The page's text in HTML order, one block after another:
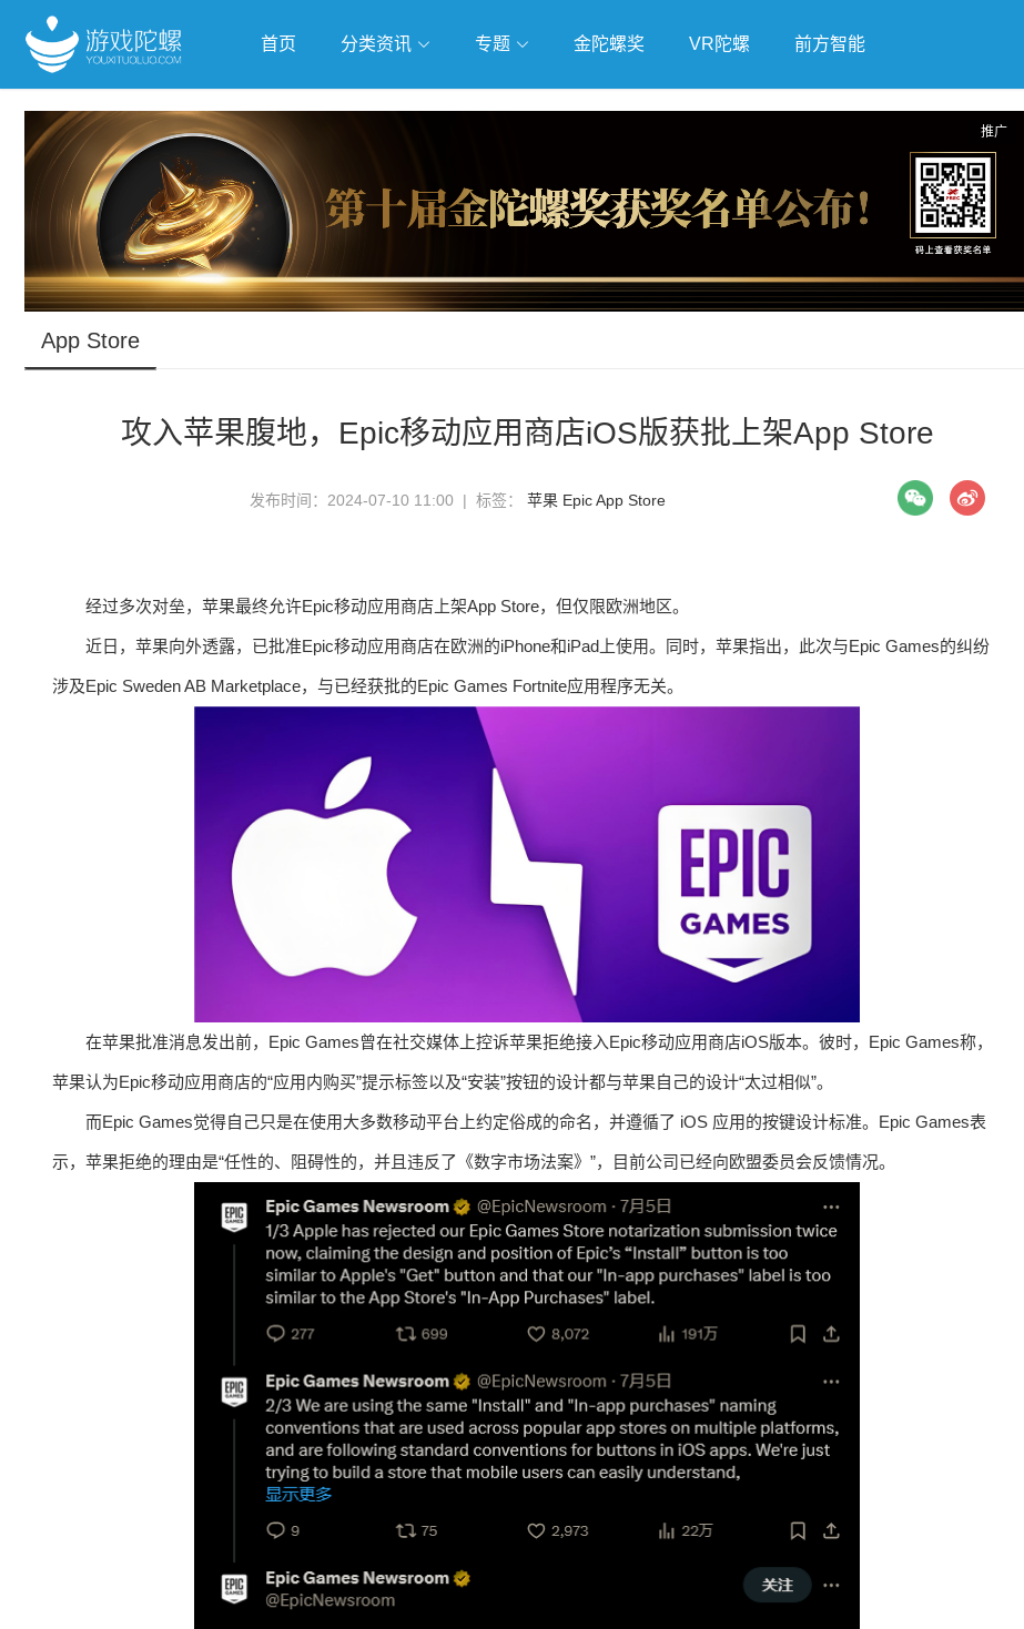
首页 分类资讯 专题
抢滩全球 人工智能 武侠游戏 独立游戏 云游戏
跨界Talk
金陀螺奖 VR陀螺 前方智能
推广
App Store
攻入苹果腹地，Epic移动应用商店iOS版获批上架App Store
发布时间：2024-07-10 11:00 | 标签： 苹果 EpicApp Store
经过多次对垒，苹果最终允许Epic移动应用商店上架App Store，但仅限欧洲地区。
近日，苹果向外透露，已批准Epic移动应用商店在欧洲的iPhone和iPad上使用。同时，苹果指出，此次与Epic Games的纠纷
涉及Epic Sweden AB Marketplace，与已经获批的Epic Games Fortnite应用程序无关。
在苹果批准消息发出前，Epic Games曾在社交媒体上控诉苹果拒绝接入Epic移动应用商店iOS版本。彼时，Epic Games称，
苹果认为Epic移动应用商店的“应用内购买”提示标签以及“安装”按钮的设计都与苹果自己的设计“太过相似”。
而Epic Games觉得自己只是在使用大多数移动平台上约定俗成的命名，并遵循了 iOS 应用的按键设计标准。Epic Games表
示，苹果拒绝的理由是“任性的、阻碍性的，并且违反了《数字市场法案》”，目前公司已经向欧盟委员会反馈情况。